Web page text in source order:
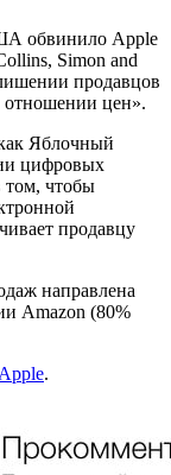
обвинило Apple
Simon and
продавцов
отношении цен».
Яблочный
цифровых
том, чтобы
продавцу
направлена
Amazon (80%
.